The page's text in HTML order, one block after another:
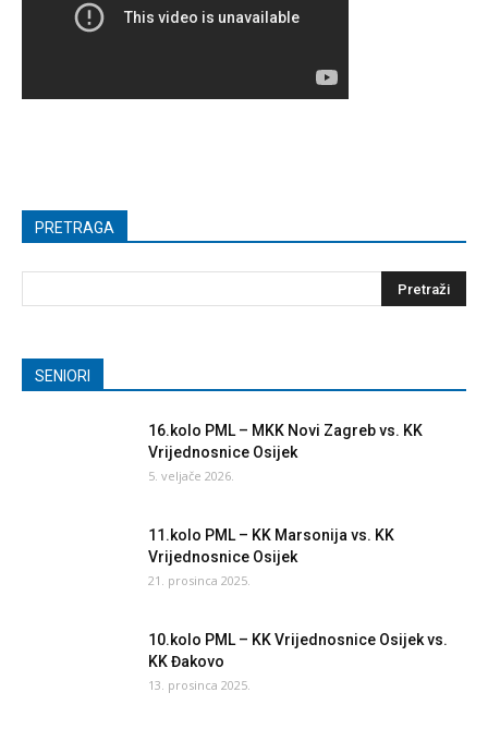
PRETRAGA
SENIORI
16.kolo PML – MKK Novi Zagreb vs. KK
Vrijednosnice Osijek
5. veljače 2026.
11.kolo PML – KK Marsonija vs. KK
Vrijednosnice Osijek
21. prosinca 2025.
10.kolo PML – KK Vrijednosnice Osijek vs.
KK Đakovo
13. prosinca 2025.